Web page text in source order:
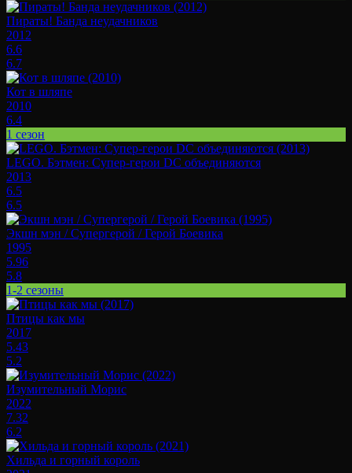
Пираты! Банда неудачников
2012
6.6
6.7
Кот в шляпе
2010
6.4
1 сезон
LEGO. Бэтмен: Супер-герои DC объединяются
2013
6.5
6.5
Экшн мэн / Супергерой / Герой Боевика
1995
5.96
5.8
1-2 сезоны
Птицы как мы
2017
5.43
5.2
Изумительный Морис
2022
7.32
6.2
Хильда и горный король